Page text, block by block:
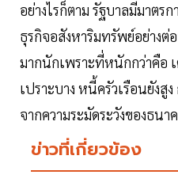
อย่างไรก็ตาม รัฐบาลมีมาตร
ธุรกิจอสังหาริมทรัพย์อย่างต่
มากนักเพราะที่หนักกว่าคือ
เปราะบาง หนี้ครัวเรือนยังสู
จากความระมัดระวังของธนา
ข่าวที่เกี่ยวข้อง